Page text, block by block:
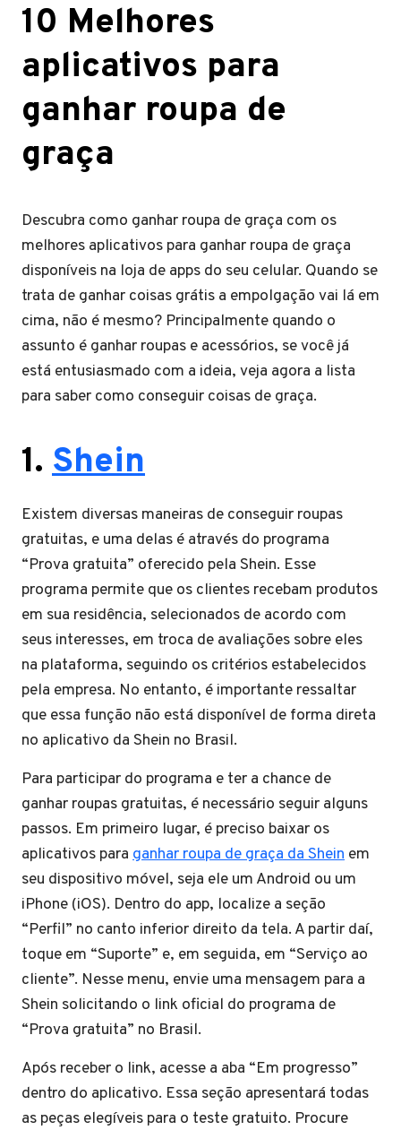
10 Melhores
aplicativos para
ganhar roupa de
graça
Descubra como ganhar roupa de graça com os
melhores aplicativos para ganhar roupa de graça
disponíveis na loja de apps do seu celular. Quando se
trata de ganhar coisas grátis a empolgação vai lá em
cima, não é mesmo? Principalmente quando o
assunto é ganhar roupas e acessórios, se você já
está entusiasmado com a ideia, veja agora a lista
para saber como conseguir coisas de graça.
1. Shein
Existem diversas maneiras de conseguir roupas
gratuitas, e uma delas é através do programa
“Prova gratuita” oferecido pela Shein. Esse
programa permite que os clientes recebam produtos
em sua residência, selecionados de acordo com
seus interesses, em troca de avaliações sobre eles
na plataforma, seguindo os critérios estabelecidos
pela empresa. No entanto, é importante ressaltar
que essa função não está disponível de forma direta
no aplicativo da Shein no Brasil.
Para participar do programa e ter a chance de
ganhar roupas gratuitas, é necessário seguir alguns
passos. Em primeiro lugar, é preciso baixar os
aplicativos para ganhar roupa de graça da Shein em
seu dispositivo móvel, seja ele um Android ou um
iPhone (iOS). Dentro do app, localize a seção
“Perfil” no canto inferior direito da tela. A partir daí,
toque em “Suporte” e, em seguida, em “Serviço ao
cliente”. Nesse menu, envie uma mensagem para a
Shein solicitando o link oficial do programa de
“Prova gratuita” no Brasil.
Após receber o link, acesse a aba “Em progresso”
dentro do aplicativo. Essa seção apresentará todas
as peças elegíveis para o teste gratuito. Procure